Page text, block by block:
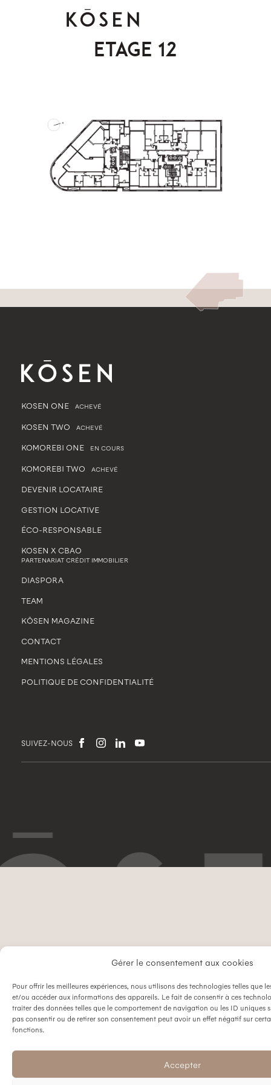
Gérer le consentement aux cookies
Pour offrir les meilleures expériences, nous utilisons des technologies telles que
et/ou accéder aux informations des appareils. Le fait de consentir à ces
traiter des données telles que le comportement de navigation ou les ID uniques
pas consentir ou de retirer son consentement peut avoir un effet négatif sur
fonctions.
Accepter
Etage 12
KOSEN ONE ACHEVÉ
KOSEN TWO ACHEVÉ
KOMOREBI ONE EN COURS
KOMOREBI TWO ACHEVÉ
DEVENIR LOCATAIRE
GESTION LOCATIVE
ÉCO-RESPONSABLE
KOSEN X CBAO
PARTENARIAT CRÉDIT IMMOBILIER
DIASPORA
TEAM
KŌSEN MAGAZINE
CONTACT
MENTIONS LÉGALES
POLITIQUE DE CONFIDENTIALITÉ
SUIVEZ-NOUS